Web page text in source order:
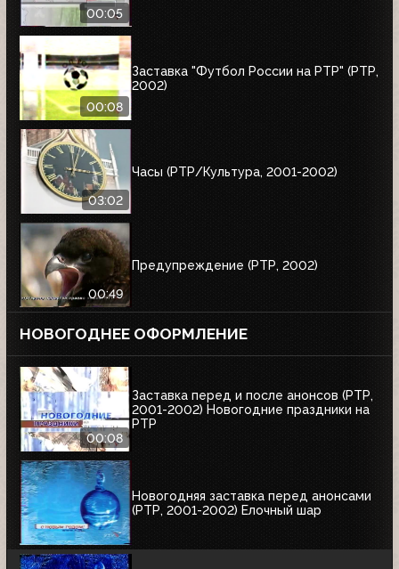
00:05
00:08
Заставка "Футбол России на РТР" (РТР,
2002)
03:02
Часы (РТР/Культура, 2001-2002)
00:49
Предупреждение (РТР, 2002)
НОВОГОДНЕЕ ОФОРМЛЕНИЕ
00:08
Заставка перед и после анонсов (РТР,
2001-2002) Новогодние праздники на
РТР
Новогодняя заставка перед анонсами
(РТР, 2001-2002) Елочный шар